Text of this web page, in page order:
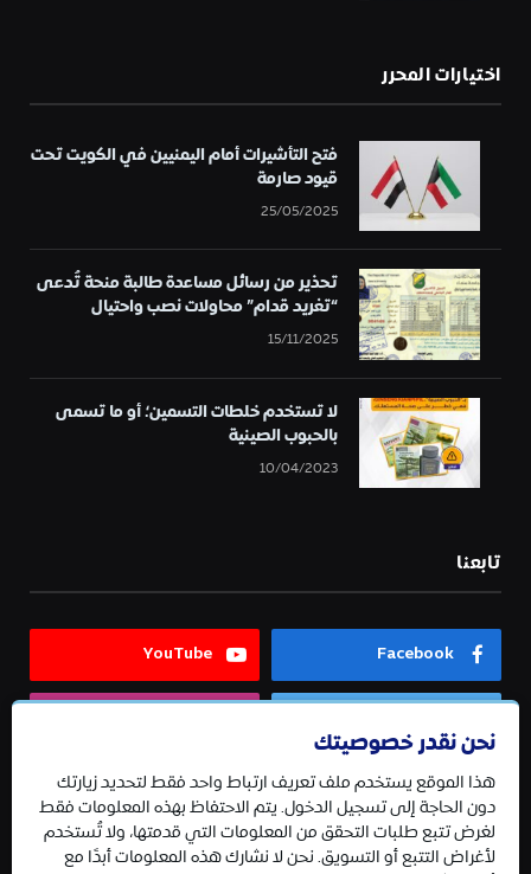
اختيارات المحرر
فتح التأشيرات أمام اليمنيين في الكويت تحت
قيود صارمة
25/05/2025
تحذير من رسائل مساعدة طالبة منحة تُدعى
“تغريد قدام” محاولات نصب واحتيال
15/11/2025
لا تستخدم خلطات التسمين؛ أو ما تسمى
بالحبوب الصينية
10/04/2023
تابعنا
Facebook
YouTube
Telegram
نحن نقدر خصوصيتك
هذا الموقع يستخدم ملف تعريف ارتباط واحد فقط لتحديد زيارتك
دون الحاجة إلى تسجيل الدخول. يتم الاحتفاظ بهذه المعلومات فقط
لغرض تتبع طلبات التحقق من المعلومات التي قدمتها، ولا تُستخدم
لأغراض التتبع أو التسويق. نحن لا نشارك هذه المعلومات أبدًا مع